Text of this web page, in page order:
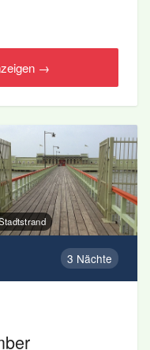
→
3 Nächte